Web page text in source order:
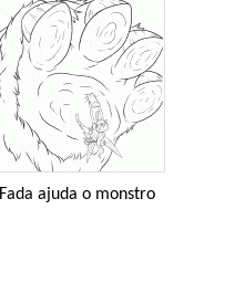
Fada ajuda o monstro